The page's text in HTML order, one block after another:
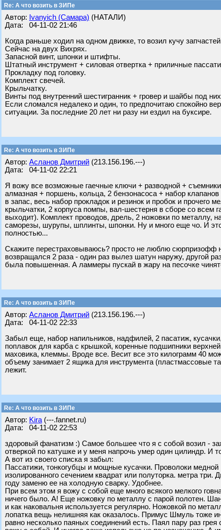
Re: А что возить в ЗИПе
Автор: Ivanyich (Самара) (НАТАЛИ)
Дата: 04-11-02 21:46
Когда раньше ходил на одном движке, то возил кучу
Сейчас на двух Вихрях.
Запасной винт, шпонки и штифты.
Штатный инструмент + силовая отвертка + приличные
Прокладку под головку.
Комплект свечей.
Крыльчатку.
Винты под внутренний шестигранник + гровер и шайбы под
Если сломался недалеко и один, то предпочитаю спокойно
ситуации. За последние 20 лет ни разу ни ездил на буксире.
Re: А что возить в ЗИПе
Автор: Асланов Дмитрий (213.156.196.---)
Дата: 04-11-02 22:21
Я вожу все возможные гаечные ключи + разводной +
алмазная + поршень, кольца, 2 бензонасоса + набор
в запас, весь набор прокладок и резинок и пробок и прочего
крыльчатки, 2 корпуса помпы, вал-шестерня в сборе со всем
выходит). Комплект проводов, дрель, 2 ножовки по металлу,
саморезы, шурупы, шплинты, шпонки. Ну и много еще чо. И
полностью...
Скажите перестраховываюсь? просто не люблю сюрпризофф
возвращался 2 раза - один раз вылез шатун наружу, другой
была повышенная. А ламмеры пускай в жару на песочке
Re: А что возить в ЗИПе
Автор: Асланов Дмитрий (213.156.196.---)
Дата: 04-11-02 22:33
Забыл еще, набор напильников, надфилей, 2 пасатиж,
поплавок для карба с крышкой, коренные подшипники
маховика, клеммы. Вроде все. Весит все это килограмм 40
объему занимает 2 ящика для инструмента (пластмассовые
лежит.
Re: А что возить в ЗИПе
Автор: Kira (---.fannet.ru)
Дата: 04-11-02 22:53
здоровый фанатизм :) Самое большее что я с собой возил -
отверкой по катушке и у меня напрочь умер один цилиндр. И
А вот из своего списка я забыл:
Пассатижи, тонкогубцы и мощные кусачки. Проволоки
изолированного сечением квадрат или полуторка. метра
году заменю ее на холодную сварку. Удобнее.
При всем этом я вожу с собой еще много всякого мелкого
ничего было. А! Еще ножовку по металлу с парой полотен.
и как наковальня используется регулярно. Ножовкой по
лопатка вещь нелишняя как оказалось. Примус Шмуль тоже
равно несколько паяных соединений есть. Паял пару раз